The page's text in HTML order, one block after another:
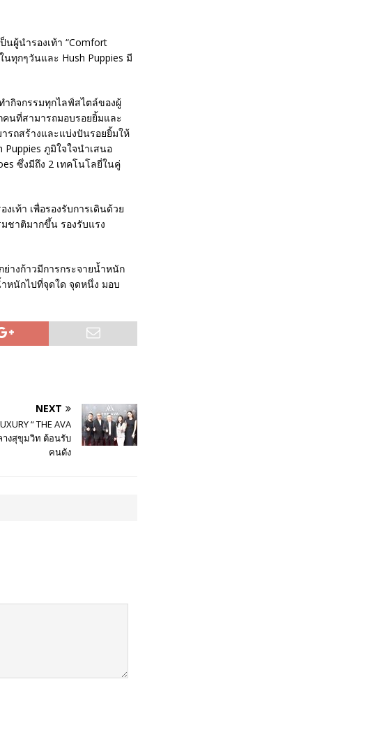
นผู้นำรองเท้า “Comfort
ทุกๆวันและ Hush Puppies มี
ำกิจกรรมทุกไลฟ์สไตล์ของผู้
นที่สามารถมอบรอยยิ้มและ
ารถสร้างและแบ่งปันรอยยิ้มให้
ภูมิใจใจนำเสนอ
ซึ่งมีถึง 2 เทคโนโลยี่ในคู่
เท้า เพื่อรองรับการเดินด้วย
ชาติมากขึ้น รองรับแรง
างก้าวมีการกระจายน้ำหนัก
หนักไปที่จุดใด จุดหนึ่ง มอบ
NEXT
“ THE AVA
ลางสุขุมวิท ต้อนรับ
คนดัง